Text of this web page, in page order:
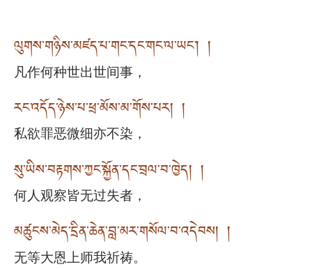
ལུགས་གཉིས་མཛད་པ་གང་དང་གང་ལ་ཡང་། །
凡作何种世出世间事，
རང་འདོད་ཉེས་པ་ཕྲ་མོས་མ་གོས་པར། །
私欲罪恶微细亦不染，
སུ་ཡིས་བརྟགས་ཀྱང་སྐྱོན་དང་བྲལ་བ་ཁྱེད། །
何人观察皆无过失者，
མཚུངས་མེད་དྲིན་ཆེན་བླ་མར་གསོལ་བ་འདེབས། །
无等大恩上师我祈祷。